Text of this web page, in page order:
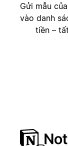
Gửi mẫu
vào danh
tiền –